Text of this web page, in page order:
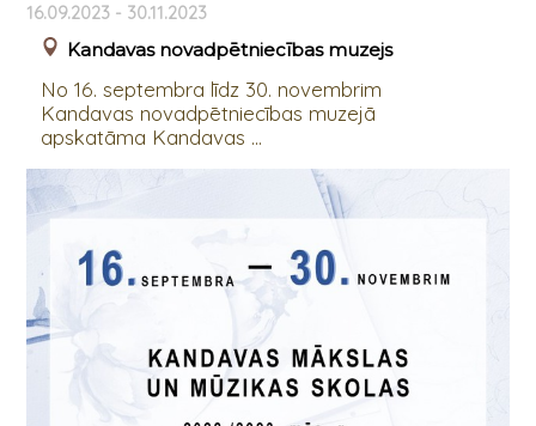
16.09.2023 - 30.11.2023
Kandavas novadpētniecības muzejs
No 16. septembra līdz 30. novembrim
Kandavas novadpētniecības muzejā
apskatāma Kandavas ...